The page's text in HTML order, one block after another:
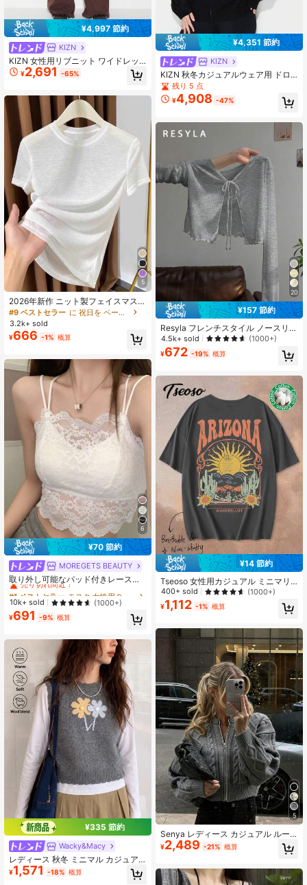
¥4,997 節約
KIZN
KIZN 女性用リブニット ワイドレッ
グ ドローストリング ジョガーパンツ
ハイウエスト セーター スウェットパ
冬 秋 快適パンツ
¥2,691 -65%
5
2026年新作 ニット製フェイスマスク
付き半袖インナーシャツ、レディー
ス夏用薄手ラウンドネック白Tシャツ
カジュアル
#9 ベストセラー
に 祝日を ベーシックTシャツ
3.2k+ sold
¥666 -1% 概算
6
¥70 節約
MOREGETS BEAUTY
取り外し可能なパッド付きレースキ
ャミソール、多用途ノースリーブア
ンダーシャツ、女性向け、新学期、
クリスマス、春節、カジュアルホワ
イトサマー、シック&エレガント
#1 ベストセラー
モスク 女性用タンクトップ&キャミス
売り切れ間近！
#1 ベストセラー
売り切れ間近！
#1 ベストセラー
売り切れ間近！
#1 ベストセラー
10k+ sold (1000+)
¥691 -9% 概算
¥335 節約
Wacky&Macy
レディース 秋冬 ミニマル カジュア
ル エレガント 優しい かわいい 花柄
プルオーバーベスト
¥1,571 -18% 概算
¥4,351 節約
KIZN
KIZN 秋冬カジュアルウェア用 ドロ
ー紐付き ジップアップ ゆったりニッ
トパーカー
残り 5 点
¥4,908 -47%
20
¥157 節約
Resyla フレンチスタイル ノースリー
ブ ドレスカバーアップ、フリル付き
長袖Tシャツカバーアップ、レディー
ス ニットショール、夏の日よけトッ
4.5k+ sold (1000+)
¥672 -19% 概算
¥14 節約
Tseoso 女性用カジュアル ミニマリ
スト植物ロゴグラフィック 半袖Tシ
ャツ、夏に最適
400+ sold (1000+)
¥1,112 -1% 概算
5
Senya レディース カジュアル ルー
ズ ケーブルニット カーディガン、フ
ルジップ 長袖 リブ カーディガン、
¥2,489 -21% 概算